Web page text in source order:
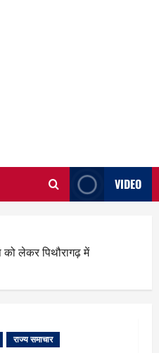
VIDEO
लेकर पिथौरागढ़ में
राज्य समाचार